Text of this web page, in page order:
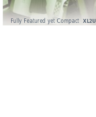
Fully Featured yet Compact XL2U